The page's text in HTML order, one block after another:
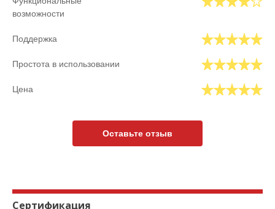
возможности
Поддержка
Простота в использовании
Цена
Оставьте отзыв
Сертификация